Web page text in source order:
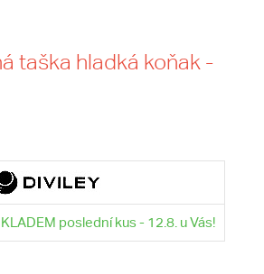
taška hladká koňak -
poslední kus - 12.8. u Vás!